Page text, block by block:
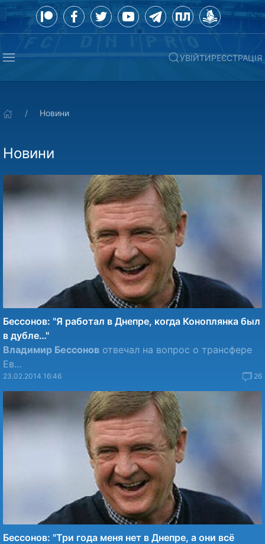
УВІЙТИРЕЄСТРАЦІЯ
Новини
Новини
Бессонов: "Я работал в Днепре, когда Коноплянка был
в дубле…"
Владимир Бессонов отвечал на вопрос о трансфере
Ев...
23.02.2014 16:46 26
Бессонов: "Три года меня нет в Днепре, а они всё